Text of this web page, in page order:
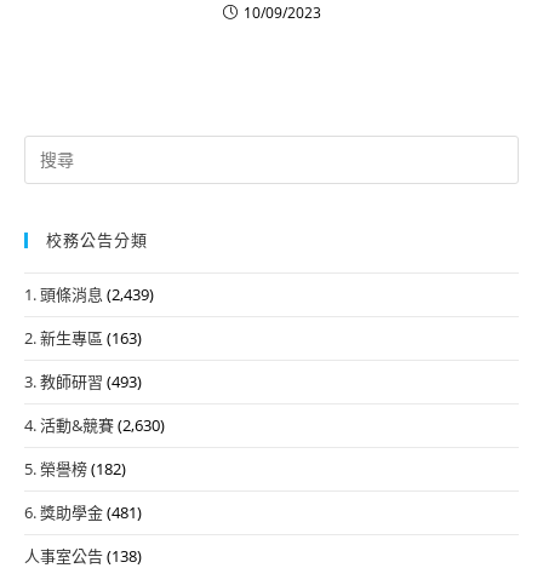
10/09/2023
Search
for:
校務公告分類
1. 頭條消息 (2,439)
2. 新生專區 (163)
3. 教師研習 (493)
4. 活動&競賽(2,630)
5. 榮譽榜(182)
6. 獎助學金(481)
人事室公告(138)